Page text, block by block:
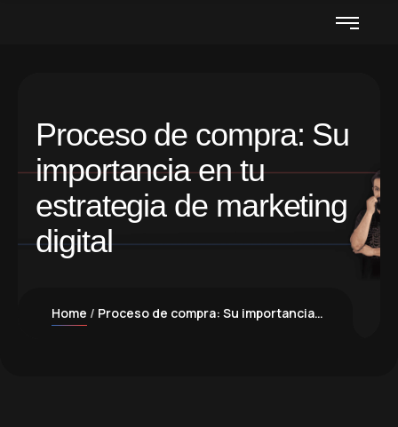
Proceso de compra: Su
importancia en tu
estrategia de marketing
digital
Home Proceso de compra: Su importancia en tu estrategia de marketing digital